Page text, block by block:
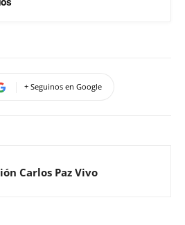
+ Seguinos en Google
Carlos Paz Vivo